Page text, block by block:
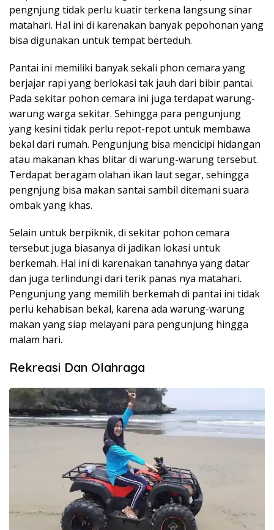
pengnjung tidak perlu kuatir terkena langsung sinar
matahari. Hal ini di karenakan banyak pepohonan yang
bisa digunakan untuk tempat berteduh.
Pantai ini memiliki banyak sekali phon cemara yang
berjajar rapi yang berlokasi tak jauh dari bibir pantai.
Pada sekitar pohon cemara ini juga terdapat warung-
warung warga sekitar. Sehingga para pengunjung
yang kesini tidak perlu repot-repot untuk membawa
bekal dari rumah. Pengunjung bisa mencicipi hidangan
atau makanan khas blitar di warung-warung tersebut.
Terdapat beragam olahan ikan laut segar, sehingga
pengnjung bisa makan santai sambil ditemani suara
ombak yang khas.
Selain untuk berpiknik, di sekitar pohon cemara
tersebut juga biasanya di jadikan lokasi untuk
berkemah. Hal ini di karenakan tanahnya yang datar
dan juga terlindungi dari terik panas nya matahari.
Pengunjung yang memilih berkemah di pantai ini tidak
perlu kehabisan bekal, karena ada warung-warung
makan yang siap melayani para pengunjung hingga
malam hari.
Rekreasi Dan Olahraga